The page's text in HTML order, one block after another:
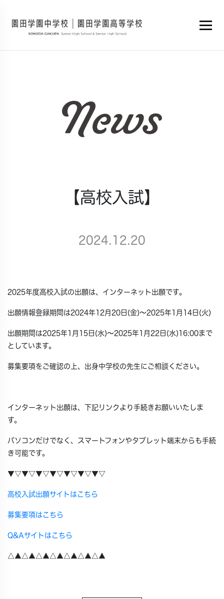
【高校入試】
2024.12.20
2025年度高校入試の出願は、インターネット出願です。
出願情報登録期間は2024年12月20日(金)〜2025年1月14日(火)
出願期間は2025年1月15日(水)〜2025年1月22日(水)16:00まで
としています。
募集要項をご確認の上、出身中学校の先生にご相談ください。
インターネット出願は、下記リンクより手続きお願いいたしま
す。
パソコンだけでなく、スマートフォンやタブレット端末からも手続
き可能です。
▼▽▼▽▼▽▼▽▼▽▼▽▼▽
高校入試出願サイトはこちら
募集要項はこちら
Q&Aサイトはこちら
△▲△▲△▲△▲△▲△▲△▲